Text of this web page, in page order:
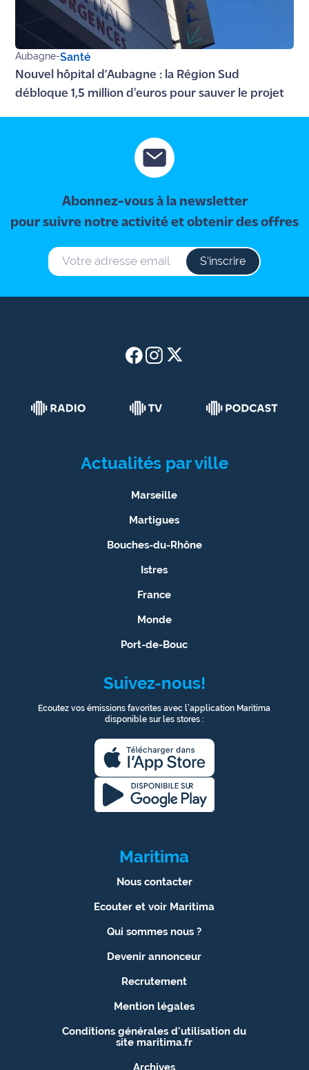
Aubagne-Santé
Nouvel hôpital d’Aubagne : la Région Sud
débloque 1,5 million d'euros pour sauver le projet
Abonnez-vous à la newsletter
pour suivre notre activité et obtenir des offres
S‘inscrire
Actualités par ville
Marseille
Martigues
Bouches-du-Rhône
Istres
France
Monde
Port-de-Bouc
Suivez-nous!
Ecoutez vos émissions favorites avec l’application Maritima
disponible sur les stores :
1
Maritima
Nous contacter
Ecouter et voir Maritima
Qui sommes nous ?
Devenir annonceur
Recrutement
Mention légales
Conditions générales d'utilisation du
site maritima.fr
Archives